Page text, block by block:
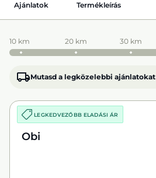
Ajánlatok Termékleírás
10 km 20 km 30 km
Mutasd a legközelebbi ajánlatokat
LEGKEDVEZŐBB ELADÁSI ÁR
Obi